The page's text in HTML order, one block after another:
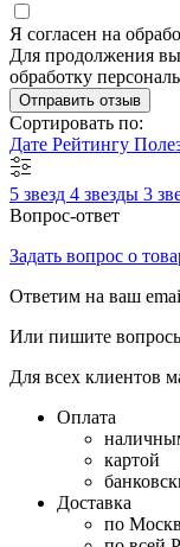
Я согласен на
Для продолжения
обработку
Отправить отзыв
Сортировать по:
Дате Рейтингу
5 звезд 4 звезды 3
Вопрос-ответ
Задать вопрос о
Ответим на ваш
Или пишите
Для всех клиентов
Оплата
картой
Доставка
по